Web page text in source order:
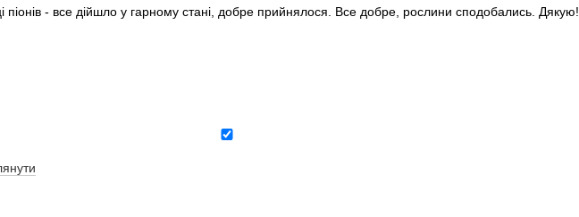
піонів - все дійшло у гарному стані, добре прийнялося. Все добре, рослини сподобались. Дякую!